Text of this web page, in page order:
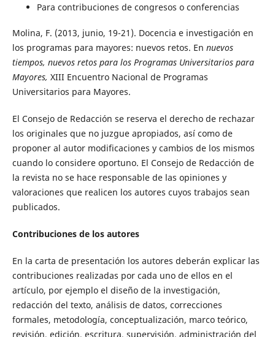
Para contribuciones de congresos o conferencias
Molina, F. (2013, junio, 19-21). Docencia e investigación en
los programas para mayores: nuevos retos. En nuevos
tiempos, nuevos retos para los Programas Universitarios para
Mayores, XIII Encuentro Nacional de Programas
Universitarios para Mayores.
El Consejo de Redacción se reserva el derecho de rechazar
los originales que no juzgue apropiados, así como de
proponer al autor modificaciones y cambios de los mismos
cuando lo considere oportuno. El Consejo de Redacción de
la revista no se hace responsable de las opiniones y
valoraciones que realicen los autores cuyos trabajos sean
publicados.
Contribuciones de los autores
En la carta de presentación los autores deberán explicar las
contribuciones realizadas por cada uno de ellos en el
artículo, por ejemplo el diseño de la investigación,
redacción del texto, análisis de datos, correcciones
formales, metodología, conceptualización, marco teórico,
revisión, edición, escritura, supervisión, administración del